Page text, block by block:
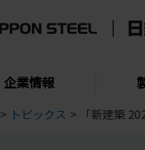
企業情報
> トピックス > 「新建築